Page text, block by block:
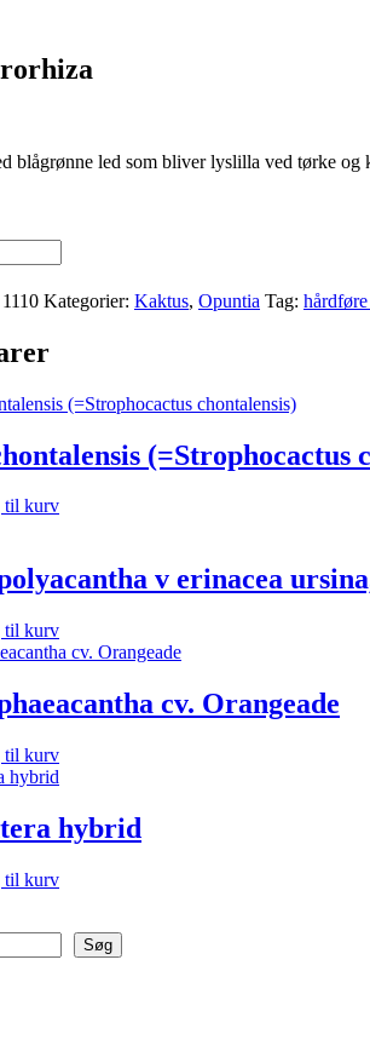
blågrønne led som bliver lyslilla ved tørke
1110 Kategorier: Kaktus, Opuntia Tag:
(=Strophocactus
til kurv
v erinacea
til kurv
cv. Orangeade
til kurv
hybrid
til kurv
Søg